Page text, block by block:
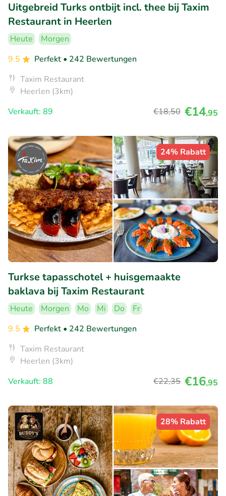
Uitgebreid Turks ontbijt incl. thee bij Taxim
Restaurant in Heerlen
Heute
Morgen
9.5
Perfekt • 242 Bewertungen
Taxim Restaurant
Heerlen (3km)
Verkauft: 89
€18,50 €14,95
24% Rabatt
Turkse tapasschotel + huisgemaakte
baklava bij Taxim Restaurant
Heute Morgen Mo Mi Do
Fr
9.5
Perfekt • 242 Bewertungen
Taxim Restaurant
Heerlen (3km)
Verkauft: 88
€22,35 €16,95
28% Rabatt